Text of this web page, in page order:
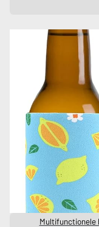
Multifunctionele